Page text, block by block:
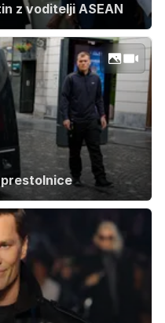
z voditelji ASEAN